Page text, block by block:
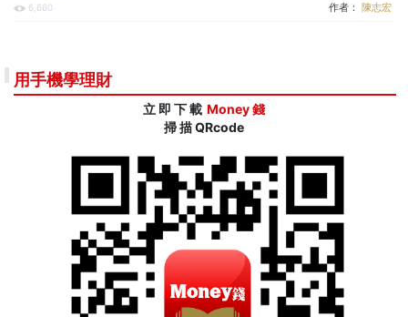
6,660 作者： 陳志宏
用手機學理財
立 即 下 載 Money 錢
掃 描 QRcode